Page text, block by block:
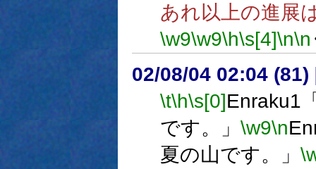
あれ以上の進展
\w9\w9\h\s[4]\n\n
02/08/04 02:04 (81)
\t\h\s[0]Enraku1
です。」 \w9\n
夏の山です。」